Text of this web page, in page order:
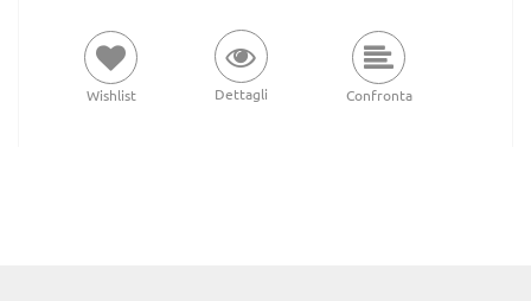
Wishlist Dettagli Confronta